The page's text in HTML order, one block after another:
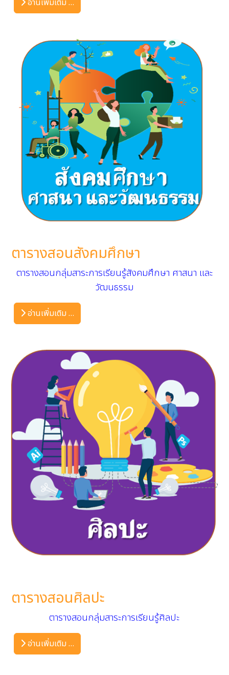
ตารางสอนสังคมศึกษา
ตารางสอนกลุ่มสาระการเรียนรู้สังคมศึกษา ศาสนา และ
วัฒนธรรม
อ่านเพิ่มเติม …
ตารางสอนศิลปะ
ตารางสอนกลุ่มสาระการเรียนรู้ศิลปะ
อ่านเพิ่มเติม …